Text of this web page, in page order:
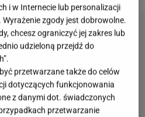
i w Internecie lub personalizacji
zgody jest dobrowolne.
chcesz ograniczyć jej zakres lub
udzieloną przejdź do
przetwarzane także do celów
dotyczących funkcjonowania
z danymi dot. świadczonych
przetwarzanie